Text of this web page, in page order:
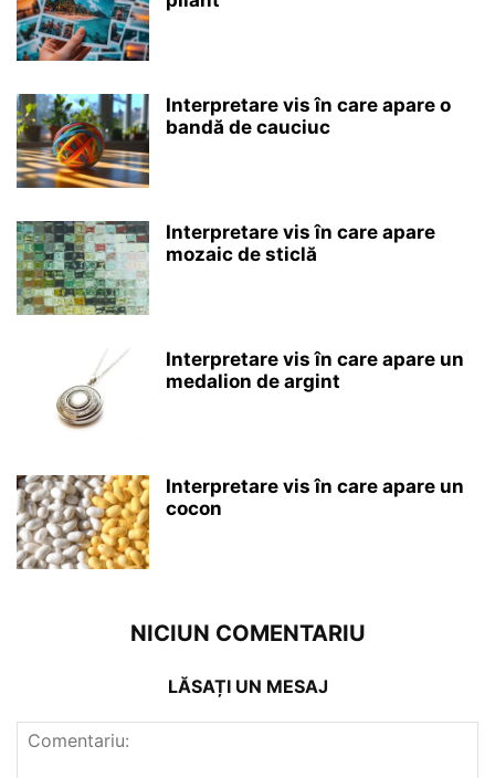
Interpretare vis în care apare o
bandă de cauciuc
Interpretare vis în care apare
mozaic de sticlă
Interpretare vis în care apare un
medalion de argint
Interpretare vis în care apare un
cocon
NICIUN COMENTARIU
LĂSAȚI UN MESAJ